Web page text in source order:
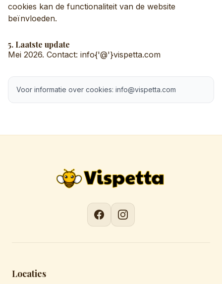
cookies kan de functionaliteit van de website
beïnvloeden.
5. Laatste update
Mei 2026. Contact: info{'@'}vispetta.com
Voor informatie over cookies: info@vispetta.com
Locaties